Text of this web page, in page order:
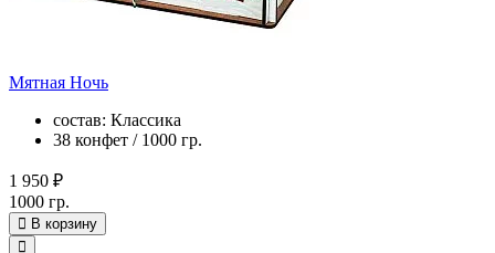
Мятная Ночь
состав: Классика
38 конфет / 1000 гр.
1 950 ₽
1000 гр.
В корзину